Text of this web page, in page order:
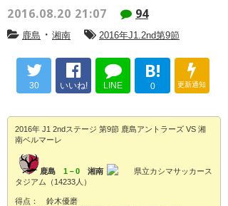
2016.08.20 21:07 94
鹿島 ・ 湘南 2016年J1.2nd第9節
30 いいね! LINE
B!
0 更新通知
2016年 J1 2ndステージ 第9節 鹿島アントラーズ VS 湘
南ベルマーレ
鹿島 1－0 湘南
県立カシマサッカース
タジアム（14233人）
得点： 鈴木優磨